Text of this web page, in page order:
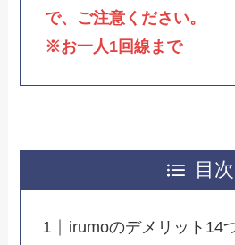
で、ご注意ください。
※お一人1回線まで
目次
irumoのデメリット14